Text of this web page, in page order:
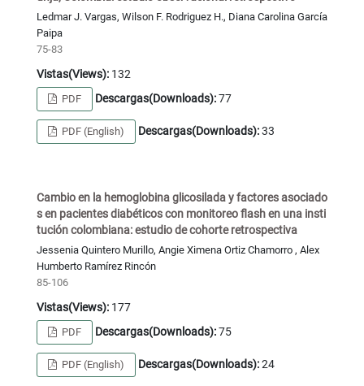
Ledmar J. Vargas, Wilson F. Rodriguez H., Diana Carolina García
Paipa
75-83
Vistas(Views):132
PDF Descargas(Downloads):77
PDF (English) Descargas(Downloads):33
Cambio en la hemoglobina glicosilada y factores asociado
s en pacientes diabéticos con monitoreo flash en una insti
tución colombiana: estudio de cohorte retrospectiva
Jessenia Quintero Murillo, Angie Ximena Ortiz Chamorro , Alex
Humberto Ramírez Rincón
85-106
Vistas(Views):177
PDF Descargas(Downloads):75
PDF (English) Descargas(Downloads):24